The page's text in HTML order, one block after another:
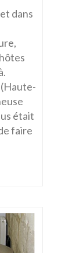
dans
était
faire